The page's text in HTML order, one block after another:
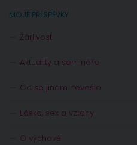
MOJE PŘÍSPĚVKY
Žárlivost
Aktuality a semináře
Co se jinam nevešlo
Láska, sex a vztahy
O výchově